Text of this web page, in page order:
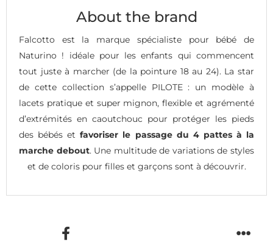
About the brand
Falcotto est la marque spécialiste pour bébé de
Naturino ! idéale pour les enfants qui commencent
tout juste à marcher (de la pointure 18 au 24). La star
de cette collection s’appelle PILOTE : un modèle à
lacets pratique et super mignon, flexible et agrémenté
d’extrémités en caoutchouc pour protéger les pieds
des bébés etfavoriser le passage du 4 pattes à la
marche debout. Une multitude de variations de styles
et de coloris pour filles et garçons sont à découvrir.